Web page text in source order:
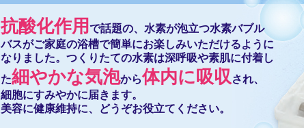
抗酸化作用 で話題の、水素が泡立つ水素バブル
バスがご家庭の浴槽で簡単にお楽しみいただけるように
なりました。つくりたての水素は深呼吸や素肌に付着し
た細やかな気泡から体内に吸収 され、
細胞にすみやかに届きます。
美容に健康維持に、どうぞお役立てください。